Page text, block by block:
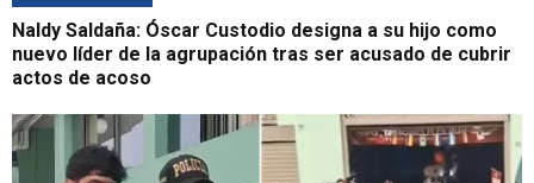
Naldy Saldaña: Óscar Custodio designa a su hijo como
nuevo líder de la agrupación tras ser acusado de cubrir
actos de acoso